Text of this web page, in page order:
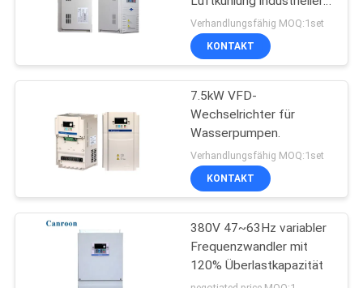
Solarpumpeninverter
AC-Motor-Drehzahlregler
für Pumpe, Lüfter, CNC
Verhandlungsfähig MOQ:1set
KONTAKT
7.5kW VFD-
Wechselrichter für
Wasserpumpen.
Verhandlungsfähig MOQ:1set
KONTAKT
380V 47~63Hz variabler
Frequenzwandler mit
120% Überlastkapazität